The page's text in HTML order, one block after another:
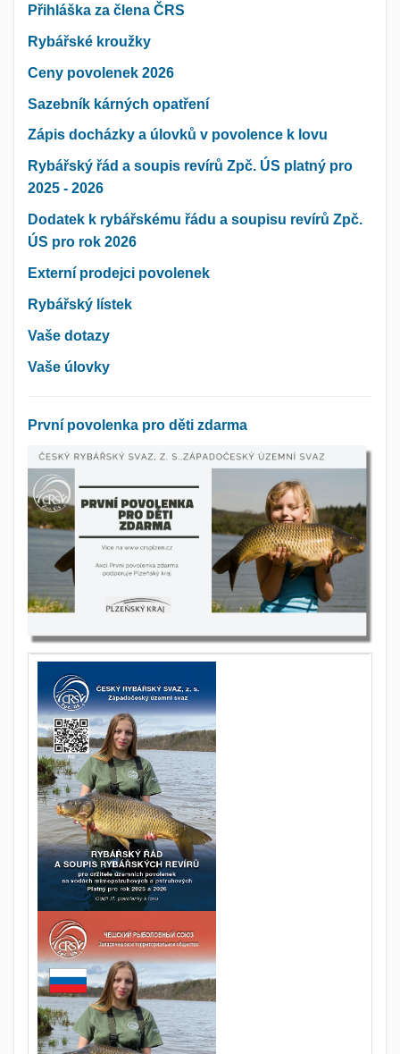
Přihláška za člena ČRS
Rybářské kroužky
Ceny povolenek 2026
Sazebník kárných opatření
Zápis docházky a úlovků v povolence k lovu
Rybářský řád a soupis revírů Zpč. ÚS platný pro
2025 - 2026
Dodatek k rybářskému řádu a soupisu revírů Zpč.
ÚS pro rok 2026
Externí prodejci povolenek
Rybářský lístek
Vaše dotazy
Vaše úlovky
První povolenka pro děti zdarma